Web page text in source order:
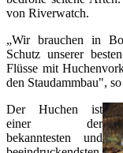
von Riverwatch.
„Wir brauchen in
Schutz unserer
Flüsse mit
den Staudammbau",
Der Huchen ist
einer der
bekanntesten und